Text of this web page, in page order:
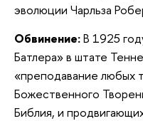
эволюции Чарльза
Обвинение:В 1925
Батлера» в штате
«преподавание любых
Божественного
Библия, и